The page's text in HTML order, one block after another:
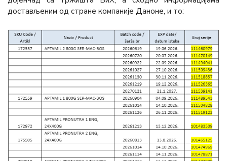
достављеним од стране компаније Даноне, и то: